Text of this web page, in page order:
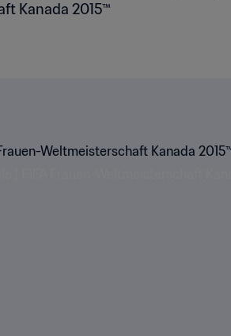
Kanada 2015™
Weltmeisterschaft Kanada